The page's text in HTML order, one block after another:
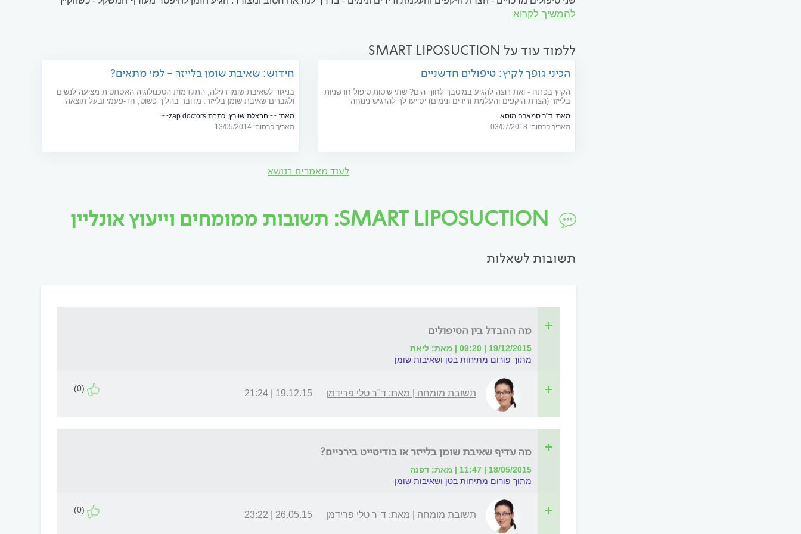
בפתח....
להמשיך לקרוא
ללמוד עוד על SMART LIPOSUCTION
הכיני גופך לקיץ: טיפולים חדשניים
הקיץ בפתח - ואת רוצה להגיע במיטבך לחוף הים? שתי שיטות טיפול חדשניות
בלייזר (הצרת היקפים והעלמת ורידים ונימים) יסייעו לך להרגיש נינוחה
מאת: ד"ר סמארה מוסא
תאריך פרסום: 03/07/2018
חידוש: שאיבת שומן בלייזר - למי מתאים?
בניגוד לשאיבת שומן רגילה, התקדמות הטכנולוגיה האסתטית מציעה לנשים
ולגברים שאיבת שומן בלייזר. מדובר בהליך פשוט, חד-פעמי ובעל תוצאה
מאת: ~~חבצלת שוורץ, כתבת zap doctors~~
תאריך פרסום: 13/05/2014
לעוד מאמרים בנושא
SMART LIPOSUCTION: תשובות ממומחים וייעוץ אונליין
תשובות לשאלות
מה ההבדל בין הטיפולים
19/12/2015 | 09:20 | מאת: ליאת
מתוך פורום מתיחות בטן ושאיבות שומן
תשובת מומחה | מאת: ד"ר טלי פרידמן 19.12.15 | 21:24
(0)
מה עדיף שאיבת שומן בלייזר או בודיטייט בירכיים?
18/05/2015 | 11:47 | מאת: דפנה
מתוך פורום מתיחות בטן ושאיבות שומן
תשובת מומחה | מאת: ד"ר טלי פרידמן 26.05.15 | 23:22
(0)